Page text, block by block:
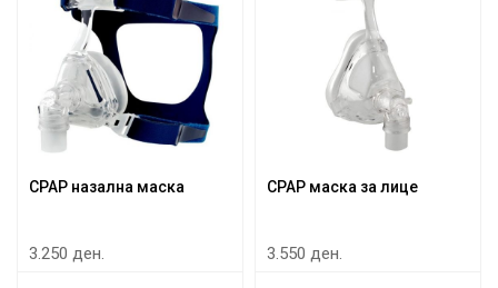
CPAP назална маска
3.250 ден.
CPAP маска за лице
3.550 ден.